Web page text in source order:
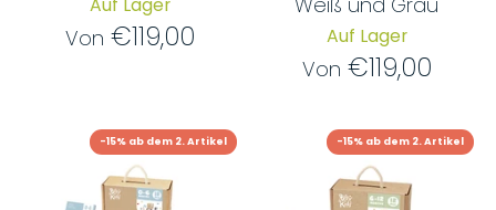
Von €119,00 Auf Lager
Von €119,00
-15% ab dem 2. Artikel -15% ab dem 2. Artikel